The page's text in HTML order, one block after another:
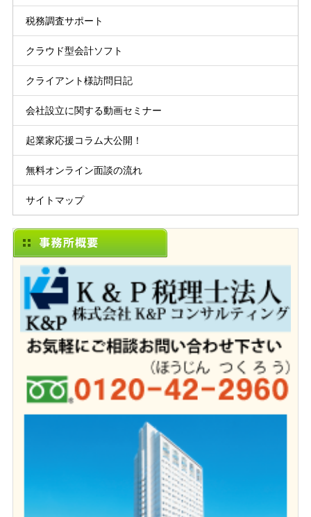
税務調査サポート
クラウド型会計ソフト
クライアント様訪問日記
会社設立に関する動画セミナー
起業家応援コラム大公開！
無料オンライン面談の流れ
サイトマップ